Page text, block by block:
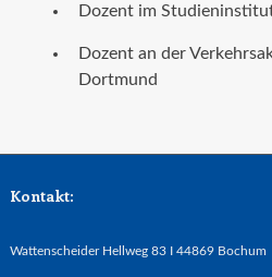
Dozent im
Dozent an der
Dortmund
Kontakt:
Wattenscheider Hellweg 83 I 44869 Bochum